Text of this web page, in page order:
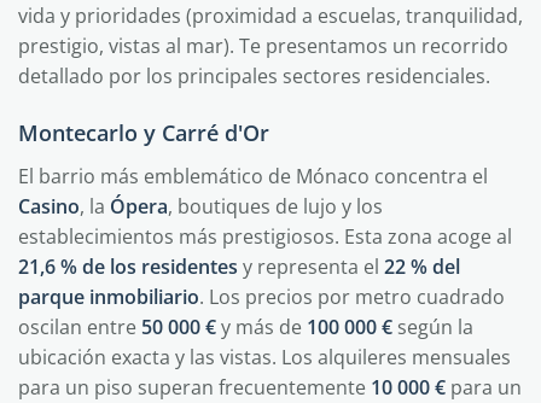
vida y prioridades (proximidad a escuelas, tranquilidad,
prestigio, vistas al mar). Te presentamos un recorrido
detallado por los principales sectores residenciales.
Montecarlo y Carré d'Or
El barrio más emblemático de Mónaco concentra el
Casino, la Ópera, boutiques de lujo y los
establecimientos más prestigiosos. Esta zona acoge al
21,6 % de los residentes y representa el 22 % del
parque inmobiliario. Los precios por metro cuadrado
oscilan entre 50 000 €y más de 100 000 € según la
ubicación exacta y las vistas. Los alquileres mensuales
para un piso superan frecuentemente 10 000 € para un